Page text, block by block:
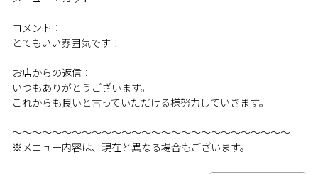
コメント：
とてもいい雰囲気です！
お店からの返信：
いつもありがとうございます。
これからも良いと言っていただける様努力していきます。
～～～～～～～～～～～～～～～～～～～～～～～～～～～～
※メニュー内容は、現在と異なる場合もございます。